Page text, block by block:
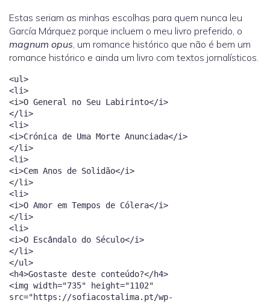
Estas seriam as minhas escolhas para quem nunca leu
García Márquez porque incluem o meu livro preferido, o
magnum opus, um romance histórico que não é bem um
romance histórico e ainda um livro com textos jornalísticos.
<ul>
<li>
<i>O General no Seu Labirinto</i>
</li>
<li>
<i>Crónica de Uma Morte Anunciada</i>
</li>
<li>
<i>Cem Anos de Solidão</i>
</li>
<li>
<i>O Amor em Tempos de Cólera</i>
</li>
<li>
<i>O Escândalo do Século</i>
</li>
</ul>
<h4>Gostaste deste conteúdo?</h4>
<img width="735" height="1102"
src="https://sofiacostalima.pt/wp-